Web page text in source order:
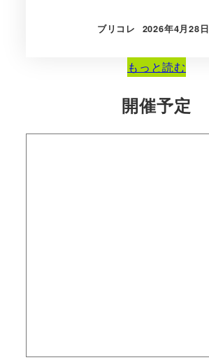
ブリコレ
投稿日
2026年4月28日
もっと読む
開催予定